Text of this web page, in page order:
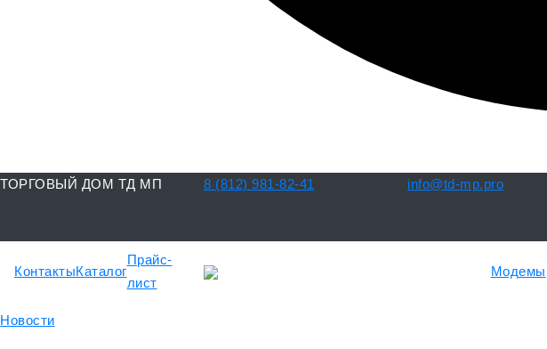
ТОРГОВЫЙ ДОМ ТД МП 8 (812) 981-82-41 info@td-mp.pro
КонтактыКаталог
Прайс-
лист
Модемы
Новости